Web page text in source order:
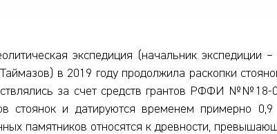
экспедиция (начальник экспедиции
в 2019 году продолжила раскопки
за счет средств грантов РФФИ №№18-
стоянок и датируются временем примерно
памятников относятся к древности,